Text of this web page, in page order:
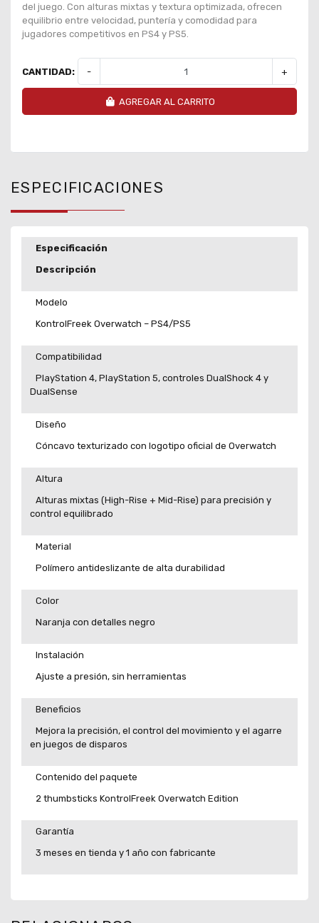
del juego. Con alturas mixtas y textura optimizada, ofrecen
equilibrio entre velocidad, puntería y comodidad para
jugadores competitivos en PS4 y PS5.
CANTIDAD: - +
AGREGAR AL CARRITO
ESPECIFICACIONES
Especificación
Descripción
Modelo
KontrolFreek Overwatch – PS4/PS5
Compatibilidad
PlayStation 4, PlayStation 5, controles DualShock 4 y
DualSense
Diseño
Cóncavo texturizado con logotipo oficial de Overwatch
Altura
Alturas mixtas (High-Rise + Mid-Rise) para precisión y
control equilibrado
Material
Polímero antideslizante de alta durabilidad
Color
Naranja con detalles negro
Instalación
Ajuste a presión, sin herramientas
Beneficios
Mejora la precisión, el control del movimiento y el agarre
en juegos de disparos
Contenido del paquete
2 thumbsticks KontrolFreek Overwatch Edition
Garantía
3 meses en tienda y 1 año con fabricante